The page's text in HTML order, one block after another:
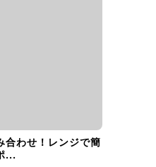
合わせ！レンジで簡
...